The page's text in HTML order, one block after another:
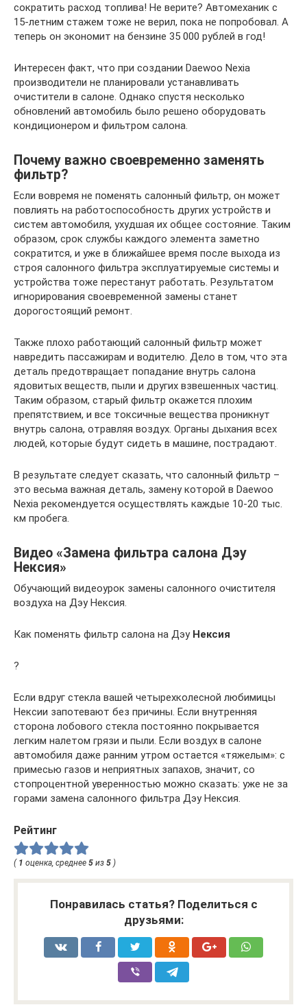
сократить расход топлива! Не верите? Автомеханик с
15-летним стажем тоже не верил, пока не попробовал. А
теперь он экономит на бензине 35 000 рублей в год!
Интересен факт, что при создании Daewoo Nexia
производители не планировали устанавливать
очистители в салоне. Однако спустя несколько
обновлений автомобиль было решено оборудовать
кондиционером и фильтром салона.
Почему важно своевременно заменять
фильтр?
Если вовремя не поменять салонный фильтр, он может
повлиять на работоспособность других устройств и
систем автомобиля, ухудшая их общее состояние. Таким
образом, срок службы каждого элемента заметно
сократится, и уже в ближайшее время после выхода из
строя салонного фильтра эксплуатируемые системы и
устройства тоже перестанут работать. Результатом
игнорирования своевременной замены станет
дорогостоящий ремонт.
Также плохо работающий салонный фильтр может
навредить пассажирам и водителю. Дело в том, что эта
деталь предотвращает попадание внутрь салона
ядовитых веществ, пыли и других взвешенных частиц.
Таким образом, старый фильтр окажется плохим
препятствием, и все токсичные вещества проникнут
внутрь салона, отравляя воздух. Органы дыхания всех
людей, которые будут сидеть в машине, пострадают.
В результате следует сказать, что салонный фильтр –
это весьма важная деталь, замену которой в Daewoo
Nexia рекомендуется осуществлять каждые 10-20 тыс.
км пробега.
Видео «Замена фильтра салона Дэу
Нексия»
Обучающий видеоурок замены салонного очистителя
воздуха на Дэу Нексия.
Как поменять фильтр салона на Дэу Нексия
?
Если вдруг стекла вашей четырехколесной любимицы
Нексии запотевают без причины. Если внутренняя
сторона лобового стекла постоянно покрывается
легким налетом грязи и пыли. Если воздух в салоне
автомобиля даже ранним утром остается «тяжелым»: с
примесью газов и неприятных запахов, значит, со
стопроцентной уверенностью можно сказать: уже не за
горами замена салонного фильтра Дэу Нексия.
Рейтинг
( 1 оценка, среднее 5 из 5 )
Понравилась статья? Поделиться с
друзьями: